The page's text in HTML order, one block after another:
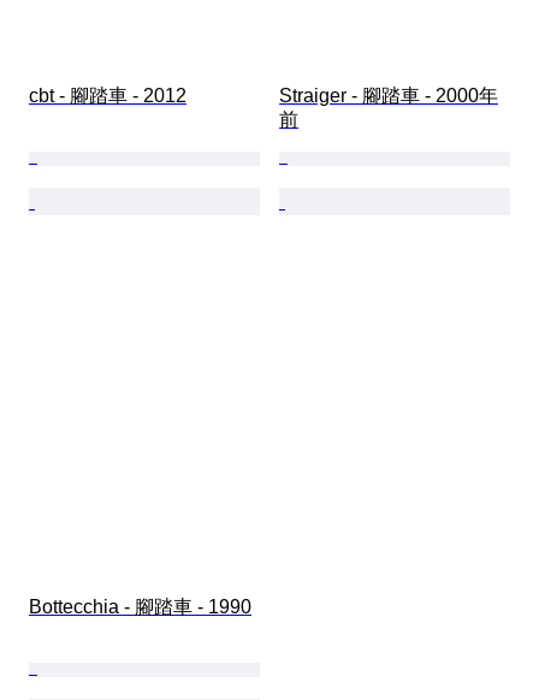
cbt - 腳踏車 - 2012
Straiger - 腳踏車 - 2000年
前
Bottecchia - 腳踏車 - 1990